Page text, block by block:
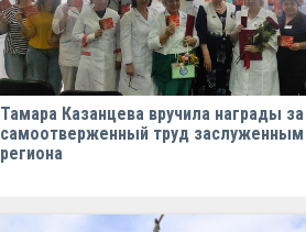
Тамара Казанцева вручила награды за
самоотверженный труд
региона